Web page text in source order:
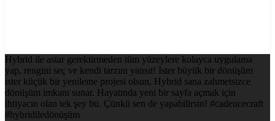
Hybrid ile astar gerektirmeden tüm yüzeylere kolayca uygulama
yap, rengini seç ve kendi tarzını yansıt! İster büyük bir dönüşüm
ister küçük bir yenileme projesi olsun, Hybrid sana zahmetsizce
dönüşüm imkanı sunar. Hayatında yeni bir sayfa açmak için
ihtiyacın olan tek şey bu. Çünkü sen de yapabilirsin! #cadencecraft
#hybridiledönüşüm